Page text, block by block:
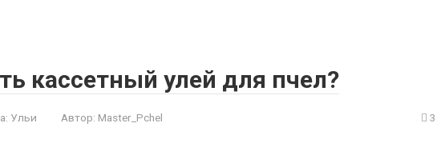
кассетный улей для пчел?
Ульи Автор: Master_Pchel 3